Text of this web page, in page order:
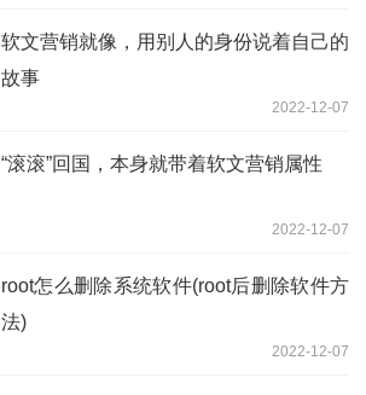
软文营销就像，用别人的身份说着自己的
故事
2022-12-07
“滚滚”回国，本身就带着软文营销属性
2022-12-07
root怎么删除系统软件(root后删除软件方
法)
2022-12-07